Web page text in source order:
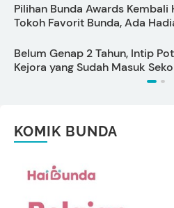
Pilihan Bunda Awards
Tokoh Favorit Bunda, Ada
Belum Genap 2 Tahun, Intip
Kejora yang Sudah Masuk
KOMIK BUNDA